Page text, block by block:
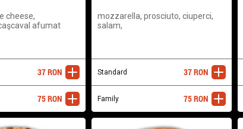
cheese,
afumat
adaugă
37RON
adaugă
75RON
mozzarella, prosciuto, ciuperci,
salam,
Standard adaugă
37RON
Family adaugă
75RON